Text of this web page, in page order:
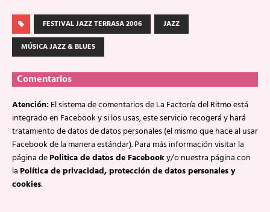
FESTIVAL JAZZ TERRASA 2006
JAZZ
MÚSICA JAZZ & BLUES
Comentarios
Atención:El sistema de comentarios de La Factoría del Ritmo está
integrado en Facebook y si los usas, este servicio recogerá y hará
tratamiento de datos de datos personales (el mismo que hace al usar
Facebook de la manera estándar). Para más información visitar la
página dePolitica de datos de Facebooky/o nuestra página con
laPolítica de privacidad, protección de datos personales y
cookies.